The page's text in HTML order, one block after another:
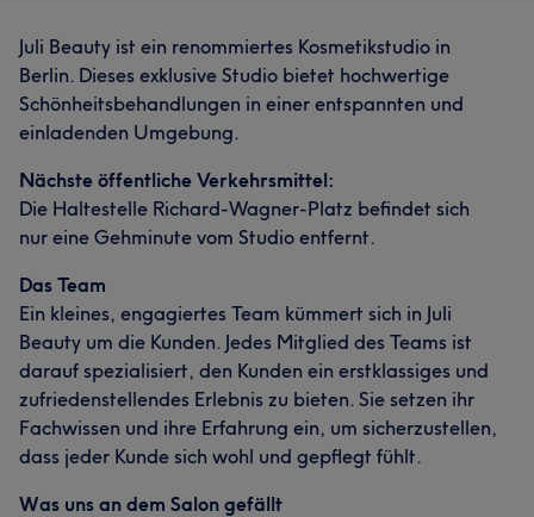
Juli Beauty ist ein renommiertes Kosmetikstudio in
Berlin. Dieses exklusive Studio bietet hochwertige
Schönheitsbehandlungen in einer entspannten und
einladenden Umgebung.
Nächste öffentliche Verkehrsmittel:
Die Haltestelle Richard-Wagner-Platz befindet sich
nur eine Gehminute vom Studio entfernt.
Das Team
Ein kleines, engagiertes Team kümmert sich in Juli
Beauty um die Kunden. Jedes Mitglied des Teams ist
darauf spezialisiert, den Kunden ein erstklassiges und
zufriedenstellendes Erlebnis zu bieten. Sie setzen ihr
Fachwissen und ihre Erfahrung ein, um sicherzustellen,
dass jeder Kunde sich wohl und gepflegt fühlt.
Was uns an dem Salon gefällt